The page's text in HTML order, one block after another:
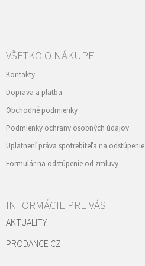
VŠETKO O NÁKUPE
Kontakty
Doprava a platba
Obchodné podmienky
Podmienky ochrany osobných údajov
Uplatnení práva spotrebiteľa na odstúpenie
Formulár na odstúpenie od zmluvy
INFORMÁCIE PRE VÁS
AKTUALITY
PRODANCE CZ